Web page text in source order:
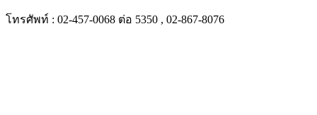
โทรศัพท์ : 02-457-0068 ต่อ 5350 , 02-867-8076